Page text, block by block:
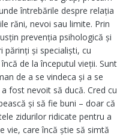
întrebările despre relația
răni, nevoi sau limite. Prin
prevenția psihologică și
și specialiști, cu
de la începutul vieții. Sunt
de a se vindeca și a se
fost nevoit să ducă. Cred cu
și să fie buni – doar că
zidurilor ridicate pentru a
vie, care încă știe să simtă